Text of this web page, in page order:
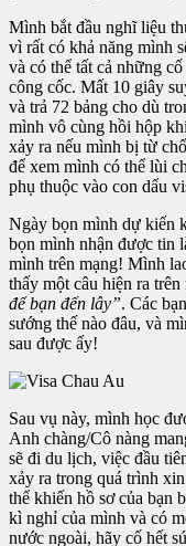
Mình bắt đầu nghĩ liệu
vì rất có khả năng mình
và có thể tất cả những
công cốc. Mất 10 giây
và trả 72 bảng cho dù
mình vô cùng hồi hộp
xảy ra nếu mình bị từ
để xem mình có thể lùi
phụ thuộc vào con dấu
Ngày bọn mình dự kiến
bọn mình nhận được tin
mình trên mạng! Mình
thấy một câu hiện ra trên
để bạn đến lây”. Các
sướng thế nào đâu, và
sau được ấy!
Sau vụ này, mình học
Anh chàng/Cô nàng
sẽ đi du lịch, việc đầu
xảy ra trong quá trình
thể khiến hồ sơ của bạn
kì nghỉ của mình và có
nước ngoài, hãy cố hết